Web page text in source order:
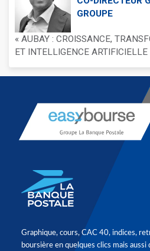
GROUPE
« AUBAY : CROISSANCE,
ET INTELLIGENCE ARTIFICIELLE
Graphique, cours, CAC 40, indices,
boursière en quelques clics mais